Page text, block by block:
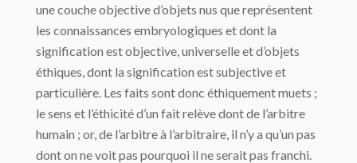
une couche objective d’objets nus que représentent
les connaissances embryologiques et dont la
signification est objective, universelle et d’objets
éthiques, dont la signification est subjective et
particulière. Les faits sont donc éthiquement muets ;
le sens et l’éthicité d’un fait relève dont de l’arbitre
humain ; or, de l’arbitre à l’arbitraire, il n’y a qu’un pas
dont on ne voit pas pourquoi il ne serait pas franchi.